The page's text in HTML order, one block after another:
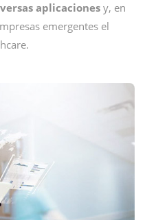
aplicacionesy, en
emergentes el